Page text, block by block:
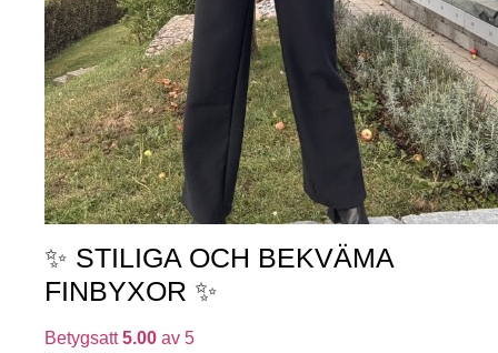
✨ STILIGA OCH BEKVÄMA
FINBYXOR ✨
Betygsatt5.00 av 5